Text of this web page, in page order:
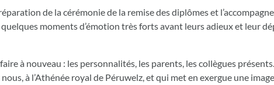
de la cérémonie de la remise des diplômes et
moments d’émotion très forts avant leurs adieux et leur
à nouveau : les personnalités, les parents, les collègues
à l’Athénée royal de Péruwelz, et qui met en exergue une